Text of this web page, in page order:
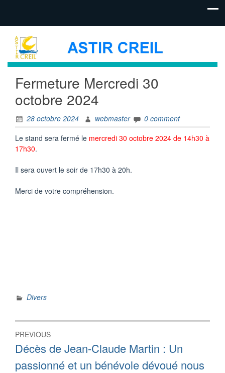
Fermeture Mercredi 30
octobre 2024
28 octobre 2024 webmaster
0 comment
Le stand sera fermé le mercredi 30 octobre 2024 de 14h30 à
17h30.
Il sera ouvert le soir de 17h30 à 20h.
Merci de votre compréhension.
Divers
Navigation
de
l’article
PREVIOUS
Previous
post:
Décès de Jean-Claude Martin : Un
passionné et un bénévole dévoué nous